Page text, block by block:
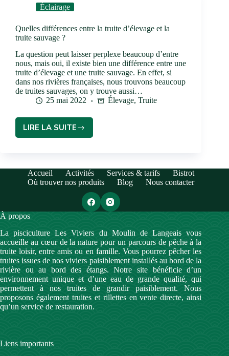
Éclairage
Quelles différences entre la truite d’élevage et la
truite sauvage ?
La question peut laisser perplexe beaucoup d’entre
nous, mais oui, il existe bien une différence entre une
truite d’élevage et une truite sauvage. En effet, si
dans nos rivières françaises, nous trouvons beaucoup
de truites sauvages, on y trouve aussi…
25 mai 2022
Élevage, Truite
LIRE LA SUITE
Accueil Activités Services & tarifs
Bistrot
Où trouver nos produits
Blog Nous contacter
À propos
La pisciculture Les Viviers du Moulin de Langeais vous
accueille au cœur de la nature pour un parcours de pêche à la
truite loisir, entre amis ou en famille. Vous pourrez pêcher les
truites issues de nos viviers paisiblement installés au bord de la
rivière ou au bord des étangs. Notre site bénéficie d’un
environnement unique et d’une eau de grande qualité, qui
permettent à nos truites de grandir paisiblement. Nous
proposons également truites et rillettes en vente directe, ainsi
qu’un service de restauration.
Liens importants